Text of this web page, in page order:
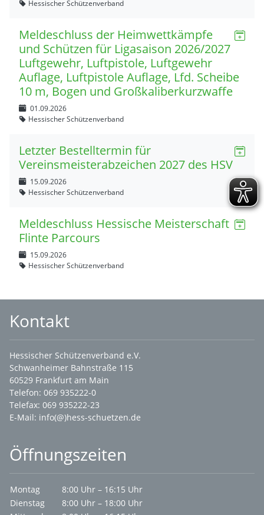
Hessischer Schützenverband
Meldeschluss der Heimwettkämpfe
und Schützen für Ligasaison 2026/2027
Luftgewehr, Luftpistole, Luftgewehr
Auflage, Luftpistole Auflage, Lfd. Scheibe
10 m, Bogen und Großkaliberkurzwaffe
01.09.2026
Hessischer Schützenverband
Letzter Bestelltermin für
Vereinsmeisterabzeichen 2027 des HSV
15.09.2026
Hessischer Schützenverband
Meldeschluss Hessische Meisterschaft
Flinte Parcours
15.09.2026
Hessischer Schützenverband
Kontakt
Hessischer Schützenverband e.V.
Schwanheimer Bahnstraße 115
60529 Frankfurt am Main
Telefon: 069 935222-0
Telefax: 069 935222-23
E-Mail: info(@)hess-schuetzen.de
Öffnungszeiten
Montag
8:00 Uhr – 16:15 Uhr
Dienstag
8:00 Uhr – 18:00 Uhr